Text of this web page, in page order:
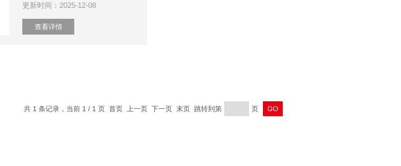
更新时间：2025-12-08
查看详情
共 1 条记录，当前 1 / 1 页 首页 上一页 下一页 末页 跳转到第 页